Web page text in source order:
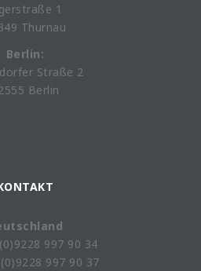
1
Thurnau
Berlin:
Straße 2
Berlin
997 90 34
997 90 37